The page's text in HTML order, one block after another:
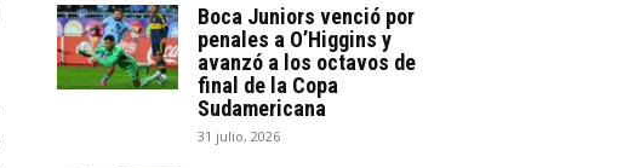
Boca Juniors venció por
penales a O’Higgins y
avanzó a los octavos de
final de la Copa
Sudamericana
31 julio, 2026